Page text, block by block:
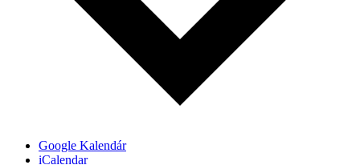
Google Kalendár
iCalendar